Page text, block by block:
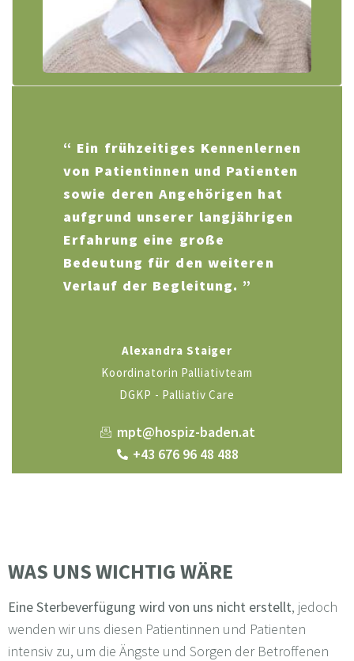
“ Ein frühzeitiges Kennenlernen
von Patientinnen und Patienten
sowie deren Angehörigen hat
aufgrund unserer langjährigen
Erfahrung eine große
Bedeutung für den weiteren
Verlauf der Begleitung. ”
Alexandra Staiger
Koordinatorin Palliativteam
DGKP - Palliativ Care
mpt@hospiz-baden.at
+43 676 96 48 488
WAS UNS WICHTIG WÄRE
Eine Sterbeverfügung wird von uns nicht erstellt, jedoch
wenden wir uns diesen Patientinnen und Patienten
intensiv zu, um die Ängste und Sorgen der Betroffenen